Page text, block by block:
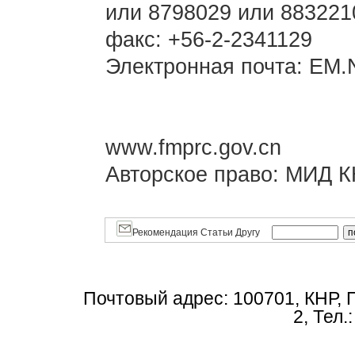
или 8798029 или
факс: +56-2-2341129
Электронная почта:
www.fmprc.gov.cn
Авторское право: МИД
Рекомендация Статьи Другу
Почтовый адрес: 100701, КНР,
2,